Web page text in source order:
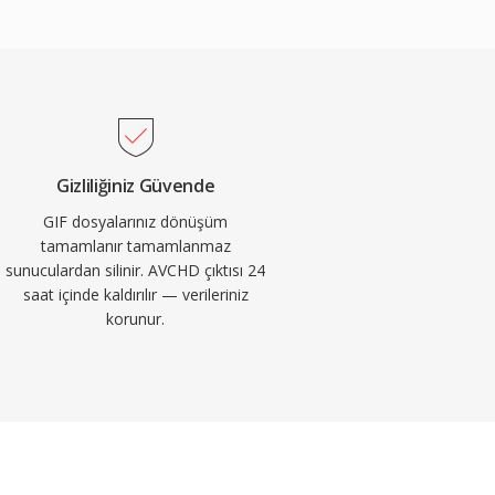
Gizliliğiniz Güvende
GIF dosyalarınız dönüşüm
tamamlanır tamamlanmaz
sunuculardan silinir. AVCHD çıktısı 24
saat içinde kaldırılır — verileriniz
korunur.